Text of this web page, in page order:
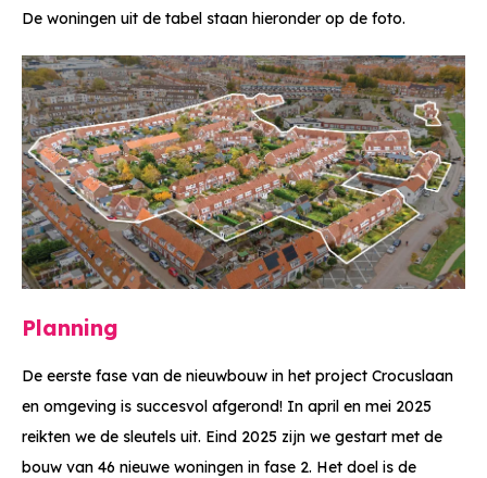
De woningen uit de tabel staan hieronder op de foto.
Planning
De eerste fase van de nieuwbouw in het project Crocuslaan
en omgeving is succesvol afgerond! In april en mei 2025
reikten we de sleutels uit. Eind 2025 zijn we gestart met de
bouw van 46 nieuwe woningen in fase 2. Het doel is de